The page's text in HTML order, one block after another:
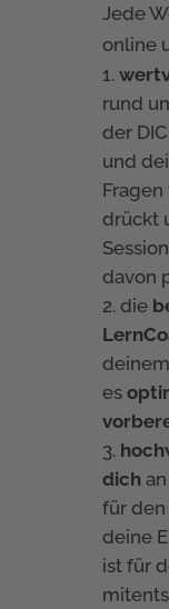
Jede
online
rund
der
und
drückt
davon
die
es
dichan
für den
deine
ist für